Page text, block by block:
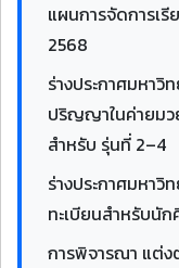
แผนการจัดการเ
2568
ร่างประกาศมหาวิ
ปริญญาในค่ายมว
สำหรับ รุ่นที่ 2–4
ร่างประกาศมหาวิ
ทะเบียนสำหรับนั
การพิจารณา แต่